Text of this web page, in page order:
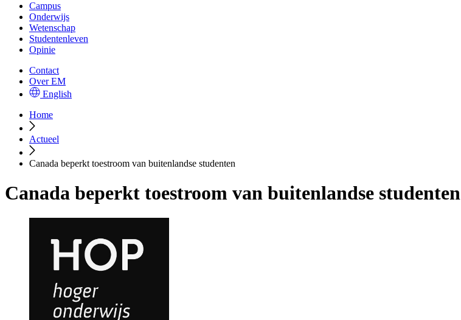
Campus
Onderwijs
Wetenschap
Studentenleven
Opinie
Contact
Over EM
English
Home
Actueel
Canada beperkt toestroom van buitenlandse studenten
Canada beperkt toestroom van buitenlandse studenten